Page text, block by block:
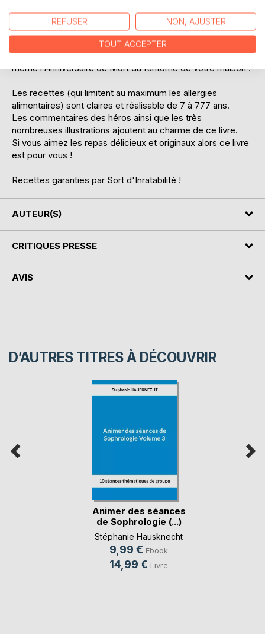
bonnes recettes de Kreatur et bien plus encore !
De quoi organiser un banquet à l'Ecole des Sorciers, une
fête dans la salle commune, un dîner chez Tante Pétunia ou
même l'Anniversaire de Mort du fantôme de votre maison !
Les recettes (qui limitent au maximum les allergies
alimentaires) sont claires et réalisable de 7 à 777 ans.
Les commentaires des héros ainsi que les très
nombreuses illustrations ajoutent au charme de ce livre.
Si vous aimez les repas délicieux et originaux alors ce livre
est pour vous !
Recettes garanties par Sort d'Inratabilité !
AUTEUR(S)
CRITIQUES PRESSE
AVIS
D’AUTRES TITRES À DÉCOUVRIR
Animer des séances
de Sophrologie (...)
Stéphanie Hausknecht
9,99 € Ebook
14,99 € Livre
REFUSER NON, AJUSTER
TOUT ACCEPTER